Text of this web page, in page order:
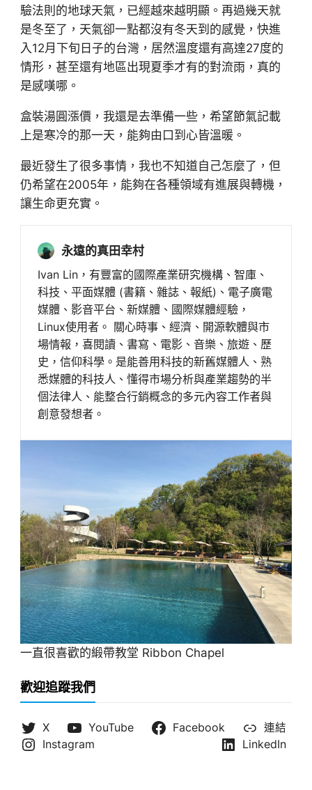
驗法則的地球天氣，已經越來越明顯。再過幾天就
是冬至了，天氣卻一點都沒有冬天到的感覺，快進
入12月下旬日子的台灣，居然溫度還有高達27度的
情形，甚至還有地區出現夏季才有的對流雨，真的
是感嘆哪。
盒裝湯圓漲價，我還是去準備一些，希望節氣記載
上是寒冷的那一天，能夠由口到心皆溫暖。
最近發生了很多事情，我也不知道自己怎麼了，但
仍希望在2005年，能夠在各種領域有進展與轉機，
讓生命更充實。
永遠的真田幸村
Ivan Lin，有豐富的國際產業研究機構、智庫、
科技、平面媒體 (書籍、雜誌、報紙)、電子廣電
媒體、影音平台、新媒體、國際媒體經驗，
Linux使用者。 關心時事、經濟、開源軟體與市
場情報，喜閱讀、書寫、電影、音樂、旅遊、歷
史，信仰科學。是能善用科技的新舊媒體人、熟
悉媒體的科技人、懂得市場分析與產業趨勢的半
個法律人、能整合行銷概念的多元內容工作者與
創意發想者。
一直很喜歡的緞帶教堂 Ribbon Chapel
歡迎追蹤我們
X YouTube Facebook
連結
Instagram
LinkedIn